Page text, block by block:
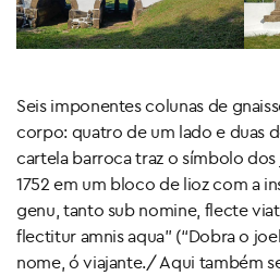
Seis imponentes colunas de
corpo: quatro de um lado e duas
cartela barroca traz o símbolo dos
1752 em um bloco de lioz com a
genu, tanto sub nomine, flecte
flectitur amnis aqua” (“Dobra o
nome, ó viajante./ Aqui também